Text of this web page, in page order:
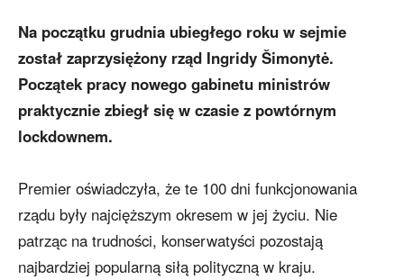
Na początku grudnia ubiegłego roku w sejmie
został zaprzysiężony rząd Ingridy Šimonytė.
Początek pracy nowego gabinetu ministrów
praktycznie zbiegł się w czasie z powtórnym
lockdownem.
Premier oświadczyła, że te 100 dni funkcjonowania
rządu były najcięższym okresem w jej życiu. Nie
patrząc na trudności, konserwatyści pozostają
najbardziej popularną siłą polityczną w kraju.